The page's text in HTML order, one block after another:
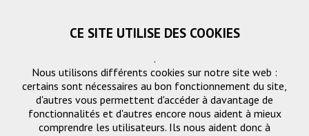
CE SITE UTILISE DES COOKIES
.
Nous utilisons différents cookies sur notre site web :
certains sont nécessaires au bon fonctionnement du site,
d'autres vous permettent d'accéder à davantage de
fonctionnalités et d'autres encore nous aident à mieux
comprendre les utilisateurs. Ils nous aident donc à